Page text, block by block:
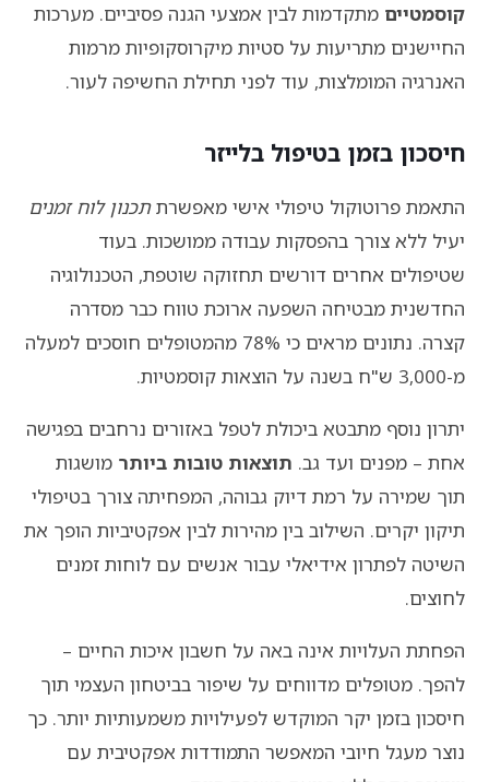
קוסמטיים מתקדמות לבין אמצעי הגנה פסיביים. מערכות
החיישנים מתריעות על סטיות מיקרוסקופיות מרמות
האנרגיה המומלצות, עוד לפני תחילת החשיפה לעור.
חיסכון בזמן בטיפול בלייזר
התאמת פרוטוקול טיפולי אישי מאפשרתתכנון לוח זמנים
יעיל ללא צורך בהפסקות עבודה ממושכות. בעוד
שטיפולים אחרים דורשים תחזוקה שוטפת, הטכנולוגיה
החדשנית מבטיחה השפעה ארוכת טווח כבר מסדרה
קצרה. נתונים מראים כי 78% מהמטופלים חוסכים למעלה
מ-3,000 ש"ח בשנה על הוצאות קוסמטיות.
יתרון נוסף מתבטא ביכולת לטפל באזורים נרחבים בפגישה
אחת – מפנים ועד גב. תוצאות טובות ביותר מושגות
תוך שמירה על רמת דיוק גבוהה, המפחיתה צורך בטיפולי
תיקון יקרים. השילוב בין מהירות לבין אפקטיביות הופך את
השיטה לפתרון אידיאלי עבור אנשים עם לוחות זמנים
לחוצים.
הפחתת העלויות אינה באה על חשבון איכות החיים –
להפך. מטופלים מדווחים על שיפור בביטחון העצמי תוך
חיסכון בזמן יקר המוקדש לפעילויות משמעותיות יותר. כך
נוצר מעגל חיובי המאפשר התמודדות אפקטיבית עם